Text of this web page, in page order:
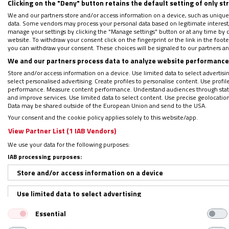
El trabajo realizado durante
Vida Consagrada y las
detres documentos tan
renovación, la misión de estos
mundo.
El giro dado a este organismo
secretario José Rodríguez
pontificado en respuestas a
documentos fruto de un diálogo
duda, hará que las líneas
dinamizar el ser y hacer de la
cumplimiento sin más.
Solo desde ahí se entienden
Clicking on the "Deny" button retains the default setting of only
We and our partners store and/or access information on a device, such as
data. Some vendors may process your personal data based on legitimate
manage your settings by clicking the "Manage settings" button or at any time
website. To withdraw your consent click on the fingerprint or the link in the
you can withdraw your consent. These choices will be signaled to our partners
We and our partners process data to analyze website
Store and/or access information on a device. Use limited data to select
select personalised advertising. Create profiles to personalise content. Use
performance. Measure content performance. Understand audiences through
and improve services. Use limited data to select content. Use precise
Data may be shared outside of the European Union and send to the USA.
Your consent and the cookie policy applies solely to this website/app.
View Partner List (1 IAB Vendors)
We use your data for the following purposes:
IAB processing purposes:
Store and/or access information on a device
Use limited data to select advertising
Create profiles for personalised advertising
Essential